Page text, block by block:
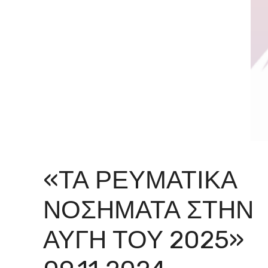
«ΤΑ ΡΕΥΜΑΤΙΚΆ
ΝΟΣΉΜΑΤΑ ΣΤΗΝ
ΑΥΓΉ ΤΟΥ 2025»